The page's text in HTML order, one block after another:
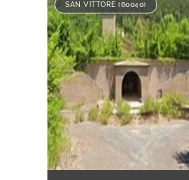
SAN VITTORE (60040)